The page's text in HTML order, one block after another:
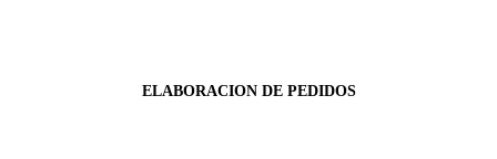
ELABORACION DE PEDIDOS